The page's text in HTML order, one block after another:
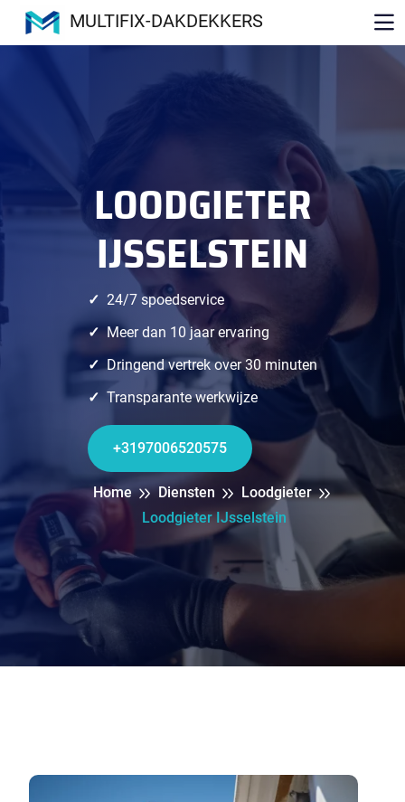
MULTIFIX-DAKDEKKERS
LOODGIETER
IJSSELSTEIN
24/7 spoedservice
Meer dan 10 jaar ervaring
Dringend vertrek over 30 minuten
Transparante werkwijze
+3197006520575
Home Diensten
Loodgieter
Loodgieter IJsselstein